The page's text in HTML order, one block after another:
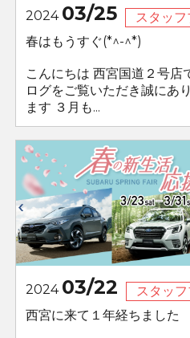
2024 03/25
スタッ
春はもうすぐ(*^-^*)
こんにちは 西宮国道２号店
ログをご覧いただき誠にあ
ます ３月も...
2024 03/22
スタッ
西宮に来て１年経ちました